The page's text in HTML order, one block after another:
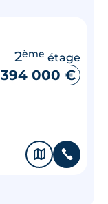
2ème étage
394 000 €
🗞 📞